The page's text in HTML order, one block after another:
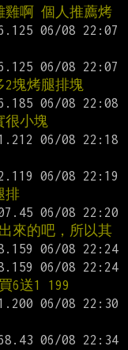
雞啊 個人推薦烤
塊烤腿排塊
很小塊
排
來的吧，所以其
6送1 199